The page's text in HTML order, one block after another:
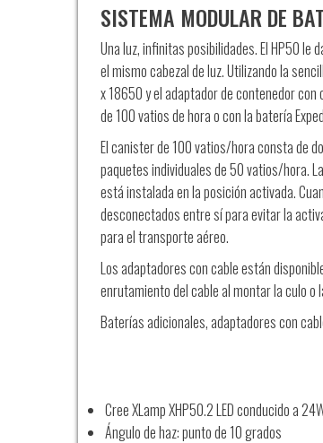
SISTEMA MODULAR DE
Una luz, infinitas posibilidades. El HP50
el mismo cabezal de luz. Utilizando la
x 18650 y el adaptador de contenedor
de 100 vatios de hora o con la batería
El canister de 100 vatios/hora consta de
paquetes individuales de 50 vatios/hora.
está instalada en la posición activada.
desconectados entre sí para evitar la
para el transporte aéreo.
Los adaptadores con cable están
enrutamiento del cable al montar la culo
Baterías adicionales, adaptadores con
Cree XLamp XHP50.2 LED conducido a
Ángulo de haz: punto de 10 grados